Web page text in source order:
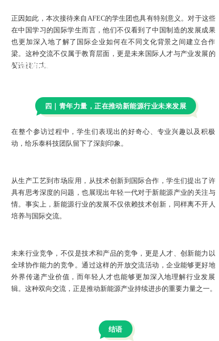
公司新闻
正因如此，本次接待来自AFEC的学生团也具有特别意义。对于这些
在中国学习的国际学生而言，他们不仅看到了中国制造的发展成果
也更加深入地了解了国际企业如何在不同文化背景之间建立合作
梁。这种交流不仅属于教育层面，更是未来国际人才与产业发展的
要连接方式。
四｜青年力量，正在推动新能源行业未来发展
在整个参访过程中，学生们表现出的好奇心、专业兴趣以及积极
动，给乐泰科技团队留下了深刻印象。
从生产工艺到市场应用，从技术创新到国际合作，学生们提出了许
具有思考深度的问题，也展现出年轻一代对于新能源产业的关注与
情。事实上，新能源行业的发展不仅依赖技术创新，同样离不开人
培养与国际交流。
未来行业竞争，不仅是技术和产品的竞争，更是人才、创新能力以
全球协作能力的竞争。通过这样的开放交流活动，企业能够更好地
外界传递产业价值，而年轻人才也能够更加深入地理解行业发展
辑。这种双向交流，正是推动新能源产业持续进步的重要力量之一。
结语